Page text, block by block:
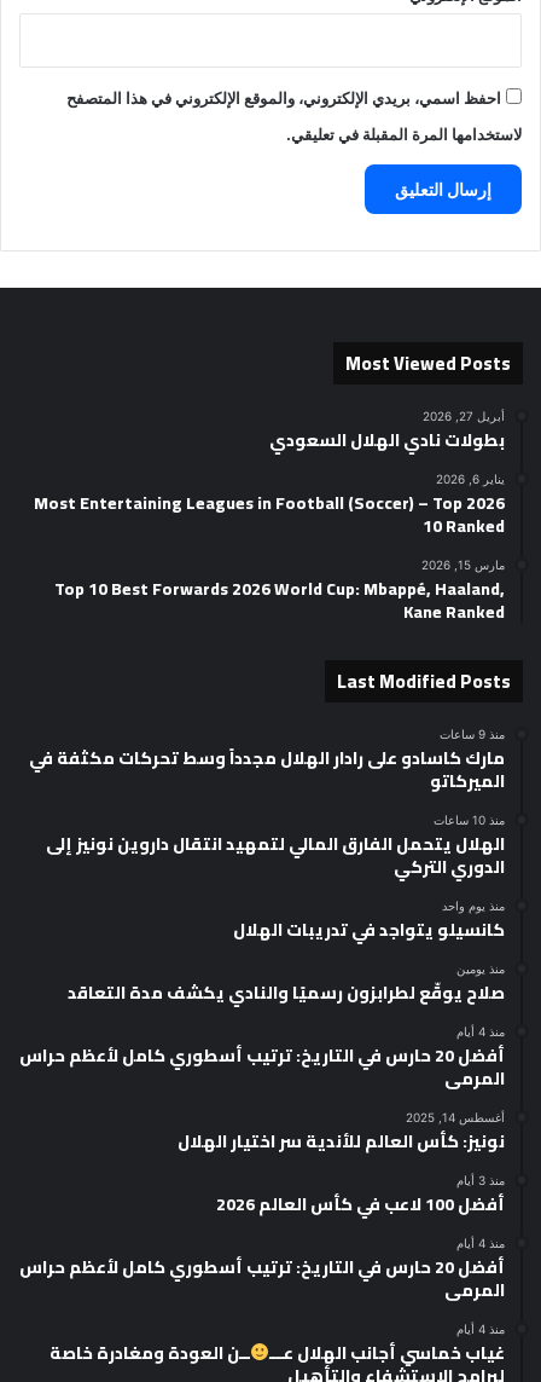
احفظ اسمي، بريدي الإلكتروني، والموقع الإلكتروني في هذا المتصفح
لاستخدامها المرة المقبلة في تعليقي.
Most Viewed Posts
أبريل 27, 2026
بطولات نادي الهلال السعودي
يناير 6, 2026
2026 Most Entertaining Leagues in Football (Soccer) – Top
10 Ranked
مارس 15, 2026
Top 10 Best Forwards 2026 World Cup: Mbappé, Haaland,
Kane Ranked
Last Modified Posts
منذ 9 ساعات
مارك كاسادو على رادار الهلال مجدداً وسط تحركات مكثفة في
الميركاتو
منذ 10 ساعات
الهلال يتحمل الفارق المالي لتمهيد انتقال داروين نونيز إلى
الدوري التركي
منذ يوم واحد
كانسيلو يتواجد في تدريبات الهلال
منذ يومين
صلاح يوقّع لطرابزون رسميًا والنادي يكشف مدة التعاقد
منذ 4 أيام
أفضل 20 حارس في التاريخ: ترتيب أسطوري كامل لأعظم حراس
المرمى
أغسطس 14, 2025
نونيز: كأس العالم للأندية سر اختيار الهلال
منذ 3 أيام
أفضل 100 لاعب في كأس العالم 2026
منذ 4 أيام
أفضل 20 حارس في التاريخ: ترتيب أسطوري كامل لأعظم حراس
المرمى
منذ 4 أيام
غياب خماسي أجانب الهلال عـــ ــن العودة ومغادرة خاصة
لبرامج الاستشفاء والتأهيل